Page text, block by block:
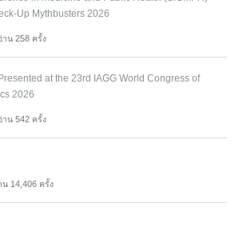
Up Mythbusters 2026
าน 258 ครั้ง
at the 23rd IAGG World Congress of
2026
าน 542 ครั้ง
น 14,406 ครั้ง